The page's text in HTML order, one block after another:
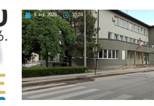
6. kol. 2026 10:24